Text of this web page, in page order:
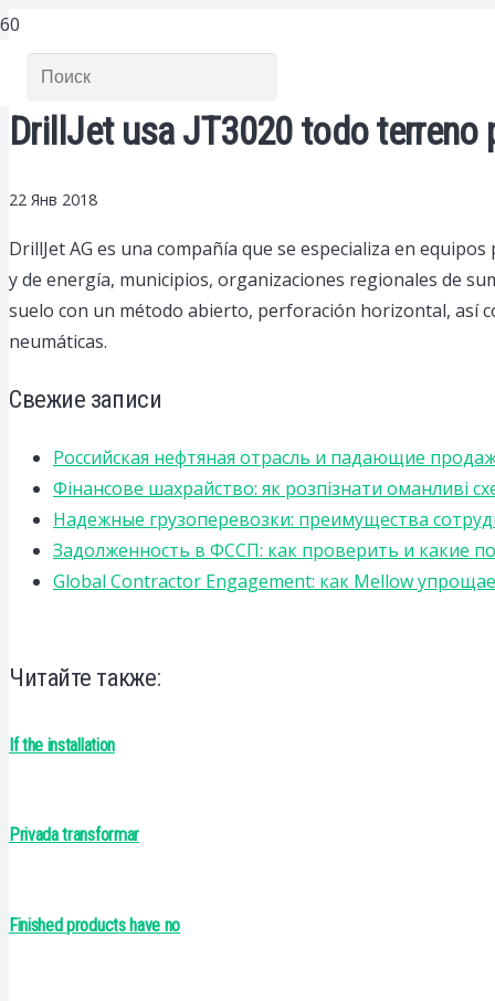
DrillJet usa JT3020 todo terreno
22 Янв 2018
DrillJet AG es una compañía que se especializa en
y de energía, municipios, organizaciones regionales de
suelo con un método abierto, perforación horizontal, así
neumáticas.
Свежие записи
Российская нефтяная отрасль и падающие
Фінансове шахрайство: як розпізнати оманливі
Надежные грузоперевозки: преимущества
Задолженность в ФССП: как проверить и какие
Global Contractor Engagement: как Mellow
Читайте также:
If the installation
Privada transformar
Finished products have no